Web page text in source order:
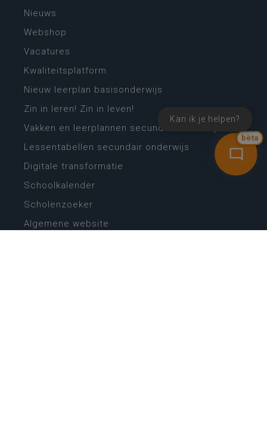
bèta
Kan ik je helpen?
Nieuws
Webshop
Vacatures
Kwaliteitsplatform
Nieuw leerplan basisonderwijs
Zin in leren! Zin in leven!
Vakken en leerplannen secundair onderwijs
Lessentabellen secundair onderwijs
Digitale transformatie
Schoolkalender
Scholenzoeker
Algemene website